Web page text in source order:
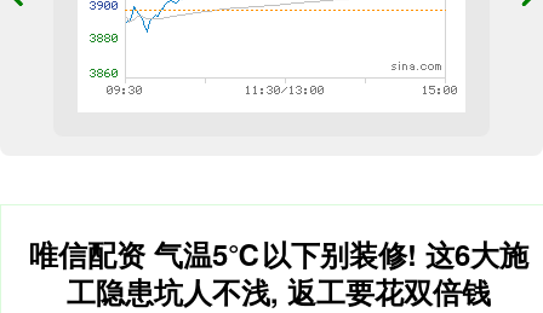
唯信配资 气温5℃以下别装修! 这6大施
工隐患坑人不浅, 返工要花双倍钱